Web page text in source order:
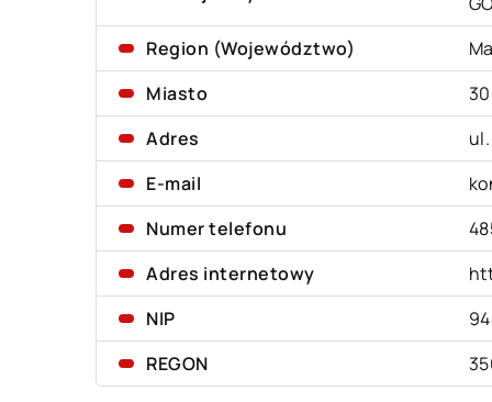
Region (Województwo)
Miasto
Adres
E-mail
Numer telefonu
Adres internetowy
NIP
REGON